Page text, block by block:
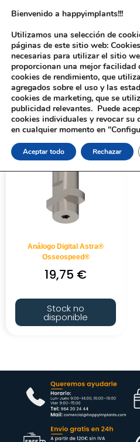
Inicio/ Productos
Análogo Digital Astra®
Osseospeed®
19,75 €
Stock no
disponible
Bienvenido a happyimplants!!!
Utilizamos una selección de
páginas de este sitio web:
necesarias para utilizar el sitio
proporcionan una mejor
cookies de rendimiento, que
agregados sobre el uso y las
cookies de marketing, que se
publicidad relevantes. Puede
cookies individuales y revocar
en cualquier momento en
Aceptar todo Rechazar